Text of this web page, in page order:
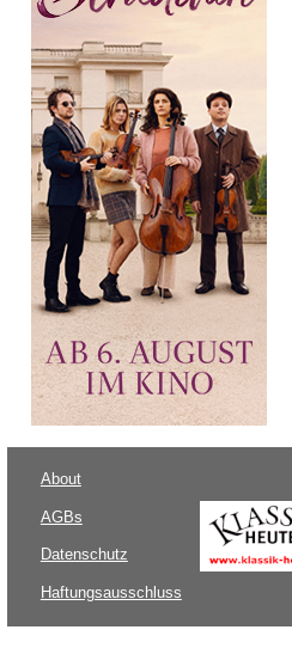
About
AGBs
Datenschutz
Haftungsausschluss